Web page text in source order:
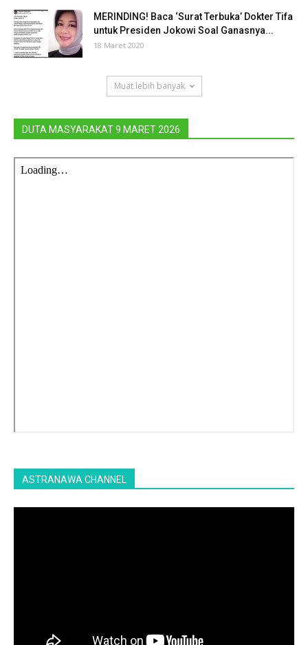
MERINDING! Baca ‘Surat Terbuka’ Dokter Tifa
untuk Presiden Jokowi Soal Ganasnya...
18 Maret 2020
Muat lebih banyak
DUTA MASYARAKAT 9 MARET 2026
ASTRANAWA CHANNEL